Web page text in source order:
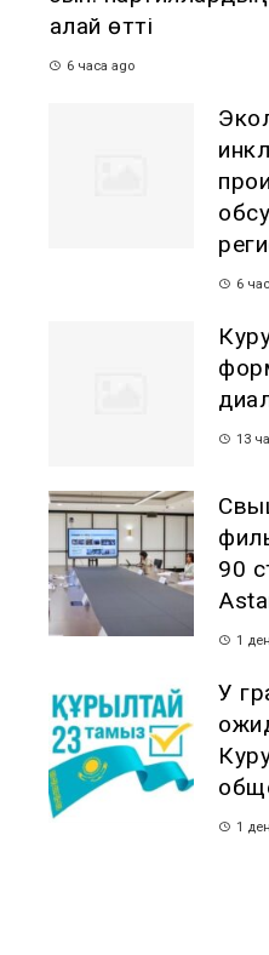
қалай өтті
6 часа ago
6
13
90
1
У
1